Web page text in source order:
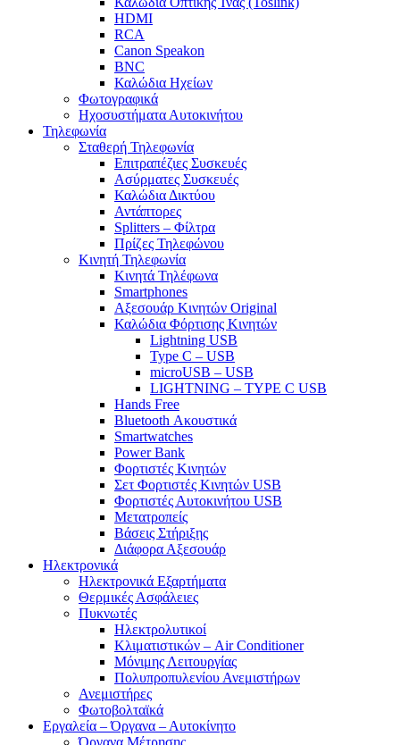
HDMI
RCA
Canon Speakon
BNC
Καλώδια Ηχείων
Φωτογραφικά
Ηχοσυστήματα Αυτοκινήτου
Τηλεφωνία
Σταθερή Τηλεφωνία
Επιτραπέζιες Συσκευές
Ασύρματες Συσκευές
Καλώδια Δικτύου
Αντάπτορες
Splitters – Φίλτρα
Πρίζες Τηλεφώνου
Κινητή Τηλεφωνία
Κινητά Τηλέφωνα
Smartphones
Αξεσουάρ Κινητών Original
Καλώδια Φόρτισης Κινητών
Lightning USB
Type C – USB
microUSB – USB
LIGHTNING – TYPE C USB
Hands Free
Bluetooth Ακουστικά
Smartwatches
Power Bank
Φορτιστές Κινητών
Σετ Φορτιστές Κινητών USB
Φορτιστές Αυτοκινήτου USB
Μετατροπείς
Βάσεις Στήριξης
Διάφορα Αξεσουάρ
Ηλεκτρονικά
Ηλεκτρονικά Εξαρτήματα
Θερμικές Ασφάλειες
Πυκνωτές
Ηλεκτρολυτικοί
Κλιματιστικών – Air Conditioner
Μόνιμης Λειτουργίας
Πολυπροπυλενίου Ανεμιστήρων
Ανεμιστήρες
Φωτοβολταϊκά
Εργαλεία – Όργανα – Αυτοκίνητο
Όργανα Μέτρησης